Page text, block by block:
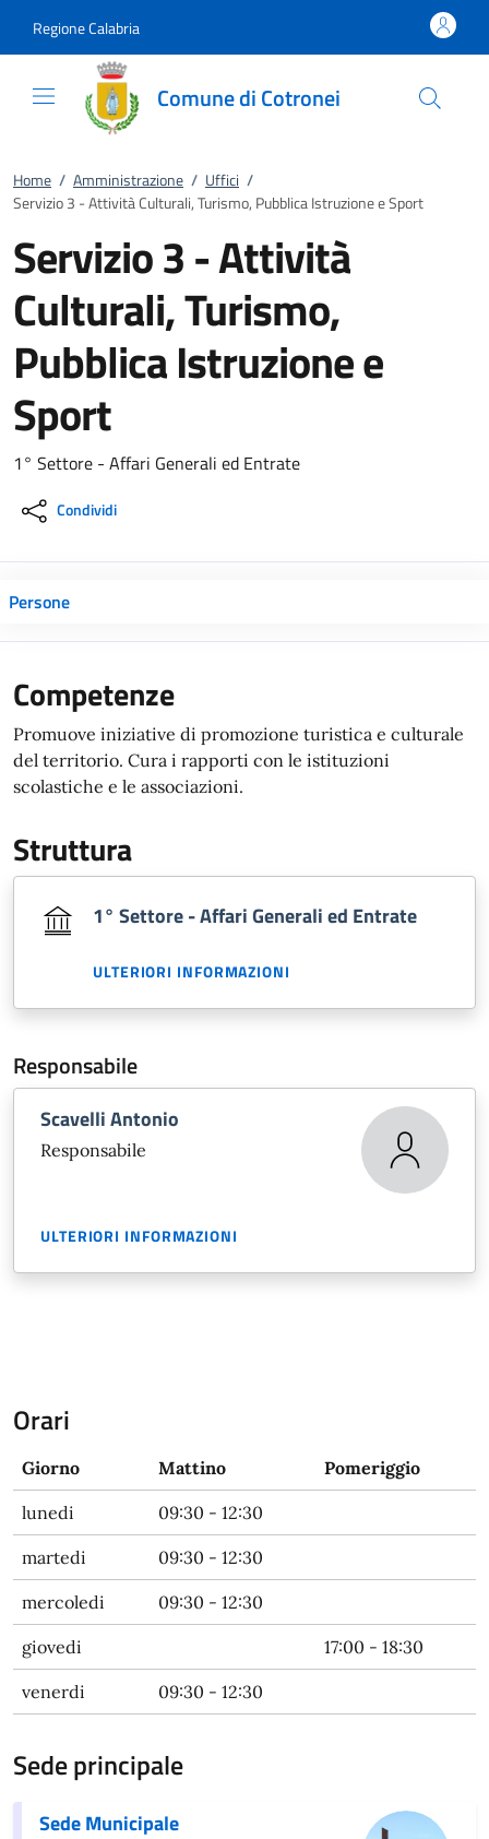
Regione Calabria
Comune di Cotronei
Home / Amministrazione / Uffici /
Servizio 3 - Attività Culturali, Turismo, Pubblica Istruzione e Sport
Servizio 3 - Attività
Culturali, Turismo,
Pubblica Istruzione e
Sport
1° Settore - Affari Generali ed Entrate
Condividi
Persone
Competenze
Promuove iniziative di promozione turistica e culturale
del territorio. Cura i rapporti con le istituzioni
scolastiche e le associazioni.
Struttura
1° Settore - Affari Generali ed Entrate
ULTERIORI INFORMAZIONI
Responsabile
Scavelli Antonio
Responsabile
ULTERIORI INFORMAZIONI
Orari
Giorno Mattino Pomeriggio
lunedi 09:30 - 12:30
martedi 09:30 - 12:30
mercoledi 09:30 - 12:30
giovedi 17:00 - 18:30
venerdi 09:30 - 12:30
Sede principale
Sede Municipale